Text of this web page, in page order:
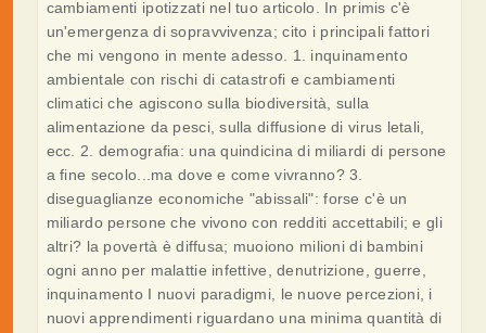
cambiamenti ipotizzati nel tuo articolo. In primis c'è
un'emergenza di sopravvivenza; cito i principali fattori
che mi vengono in mente adesso. 1. inquinamento
ambientale con rischi di catastrofi e cambiamenti
climatici che agiscono sulla biodiversità, sulla
alimentazione da pesci, sulla diffusione di virus letali,
ecc. 2. demografia: una quindicina di miliardi di persone
a fine secolo...ma dove e come vivranno? 3.
diseguaglianze economiche "abissali": forse c'è un
miliardo persone che vivono con redditi accettabili; e gli
altri? la povertà è diffusa; muoiono milioni di bambini
ogni anno per malattie infettive, denutrizione, guerre,
inquinamento I nuovi paradigmi, le nuove percezioni, i
nuovi apprendimenti riguardano una minima quantità di